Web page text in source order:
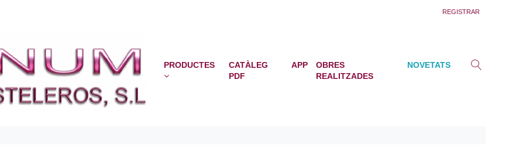
REGISTRAR
PRODUCTES
CATÀLEG
PDF
APP
OBRES
REALITZADES
NOVETATS